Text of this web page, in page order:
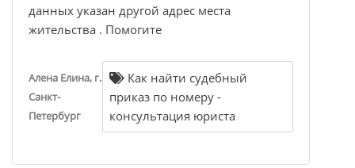
данных указан другой адрес места
жительства . Помогите
Алена Елина, г.
Санкт-
Петербург
Как найти судебный
приказ по номеру -
консультация юриста